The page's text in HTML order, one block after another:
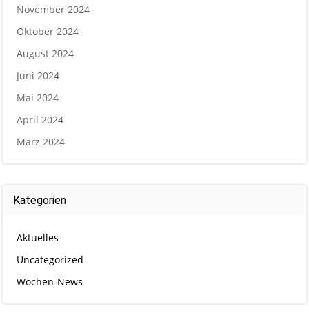
November 2024
Oktober 2024
August 2024
Juni 2024
Mai 2024
April 2024
März 2024
Kategorien
Aktuelles
Uncategorized
Wochen-News